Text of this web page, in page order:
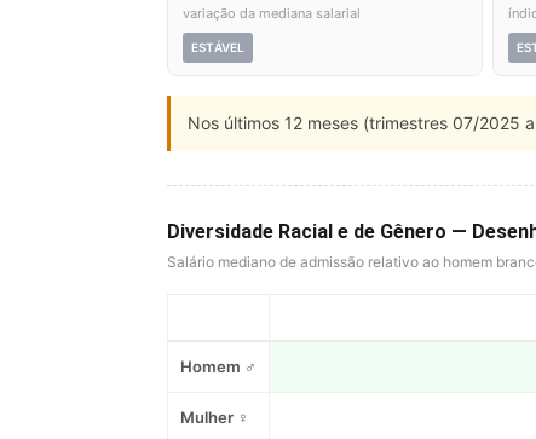
variação da mediana salarial
ESTÁVEL
Nos últimos 12 meses (trimestres 07/2025
Diversidade Racial e de Gênero —
Salário mediano de admissão relativo ao homem
Homem ♂
Mulher ♀